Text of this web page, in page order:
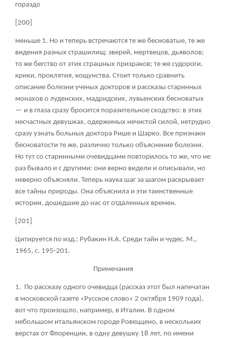
гораздо
[200]
меньше 1. Но и теперь встречаются те же бесноватые, те же
видения разных страшилищ: зверей, мертвецов, дьяволов;
то же бегство от этих страшных призраков; те же судороги,
крики, проклятия, кощунства. Стоит только сравнить
описание болезни ученых докторов и рассказы старинных
монахов о луденских, мадридских, лувьенских бесноватых
— и в глаза сразу бросится поразительное сходство: в этих
несчастных девушках, одержимых нечистой силой, нетрудно
сразу узнать больных доктора Рише и Шарко. Все признаки
бесноватости те же, различно только объяснение болезни.
Но тут со старинными очевидцами повторилось то же, что не
раз бывало и с другими: они верно видели и описывали, но
неверно объясняли. Теперь наука шаг за шагом раскрывает
все тайны природы. Она объяснила и эти таинственные
истории, дошедшие до нас от отдаленных времен.
[201]
Цитируется по изд.: Рубакин Н.А. Среди тайн и чудес. М.,
1965, с. 195-201.
Примечания
1. По рассказу одного очевидца (рассказ этот был напечатан
в московской газете «Русское слово» 2 октября 1909 года),
вот что произошло, например, в Италии. В одном
небольшом итальянском городе Ровеццено, в нескольких
верстах от Флоренции, в одну девушку 18 лет, по имени